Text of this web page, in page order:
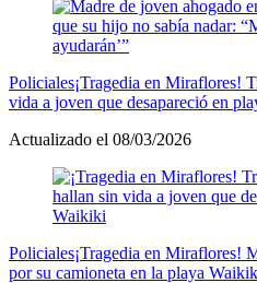
Policiales¡Tragedia en Miraflores!
vida a joven que desapareció en
Actualizado el 08/03/2026
Policiales¡Tragedia en Miraflores!
por su camioneta en la playa